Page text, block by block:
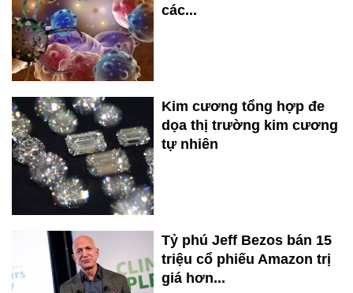
các...
Kim cương tổng hợp đe
dọa thị trường kim cương
tự nhiên
Tỷ phú Jeff Bezos bán 15
triệu cổ phiếu Amazon trị
giá hơn...